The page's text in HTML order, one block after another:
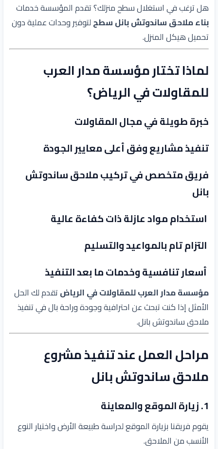
هل ترغب في استغلال سطح منزلك؟ تقدم المؤسسة خدمات
بناء ملاحق ساندوتش بانل سطحلتوفير وحدات عملية دون
تحميل هيكل المنزل.
لماذا تختار مؤسسة مدار العرب
للمقاولات في الرياض؟
خبرة طويلة في مجال المقاولات
تنفيذ مشاريع وفق أعلى معايير الجودة
فريق متخصص في تركيب ملاحق ساندوتش
بانل
استخدام مواد عازلة ذات كفاءة عالية
التزام تام بالمواعيد والتسليم
أسعار تنافسية وخدمات ما بعد التنفيذ
مؤسسة مدار العرب للمقاولات في الرياضتقدم لك الحل
الأمثل إذا كنت تبحث عن احترافية وجودة وراحة بال في تنفيذ
ملاحق ساندوتش بانل.
مراحل العمل عند تنفيذ مشروع
ملاحق ساندوتش بانل
1. زيارة الموقع والمعاينة
يقوم فريقنا بزيارة الموقع لدراسة طبيعة الأرض واختيار النوع
الأنسب من الملاحق.